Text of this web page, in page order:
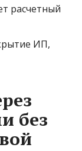
расчетный
ИП,
без